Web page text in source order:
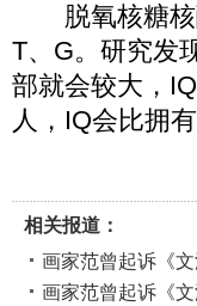
脱氧核糖核
T、G。研究发
部就会较大，
人，IQ会比拥
相关报道：
画家范曾起诉《
画家范曾起诉《